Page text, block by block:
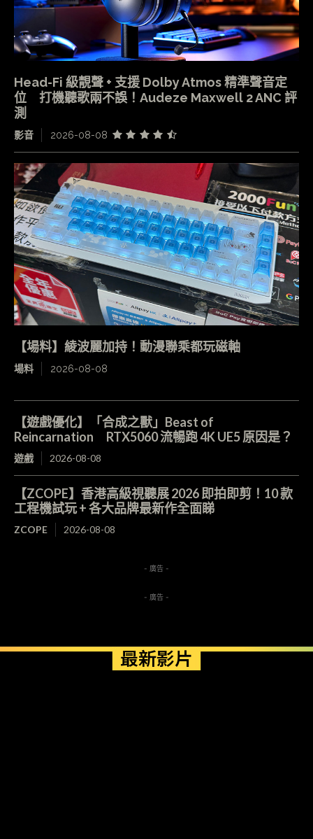
Head-Fi 級靚聲 + 支援 Dolby Atmos 精準聲音定
位 打機聽歌兩不誤！Audeze Maxwell 2 ANC 評
測
影音 2026-08-08
【場料】綾波麗加持！動漫聯乘都玩磁軸
場料 2026-08-08
【遊戲優化】「合成之獸」Beast of
Reincarnation RTX5060 流暢跑 4K UE5 原因是？
遊戲 2026-08-08
【ZCOPE】香港高級視聽展 2026 即拍即剪！10 款
工程機試玩 + 各大品牌最新作全面睇
ZCOPE 2026-08-08
- 廣告 -
- 廣告 -
最新影片